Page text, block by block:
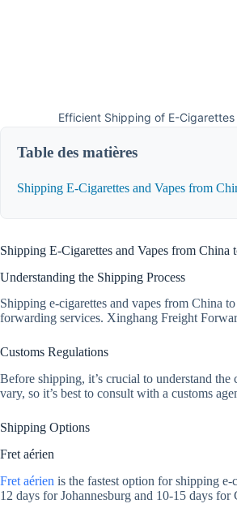
Efficient Shipping of E-
Table des matières
Shipping E-Cigarettes and Vapes from
Shipping E-Cigarettes and Vapes from
Understanding the Shipping Process
Shipping e-cigarettes and vapes from China
forwarding services. Xinghang Freight
Customs Regulations
Before shipping, it’s crucial to understand the
vary, so it’s best to consult with a customs
Shipping Options
Fret aérien
Fret aérien is the fastest option for shipping
12 days for Johannesburg and 10-15 days for